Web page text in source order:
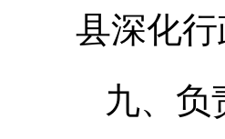
县深化
九、